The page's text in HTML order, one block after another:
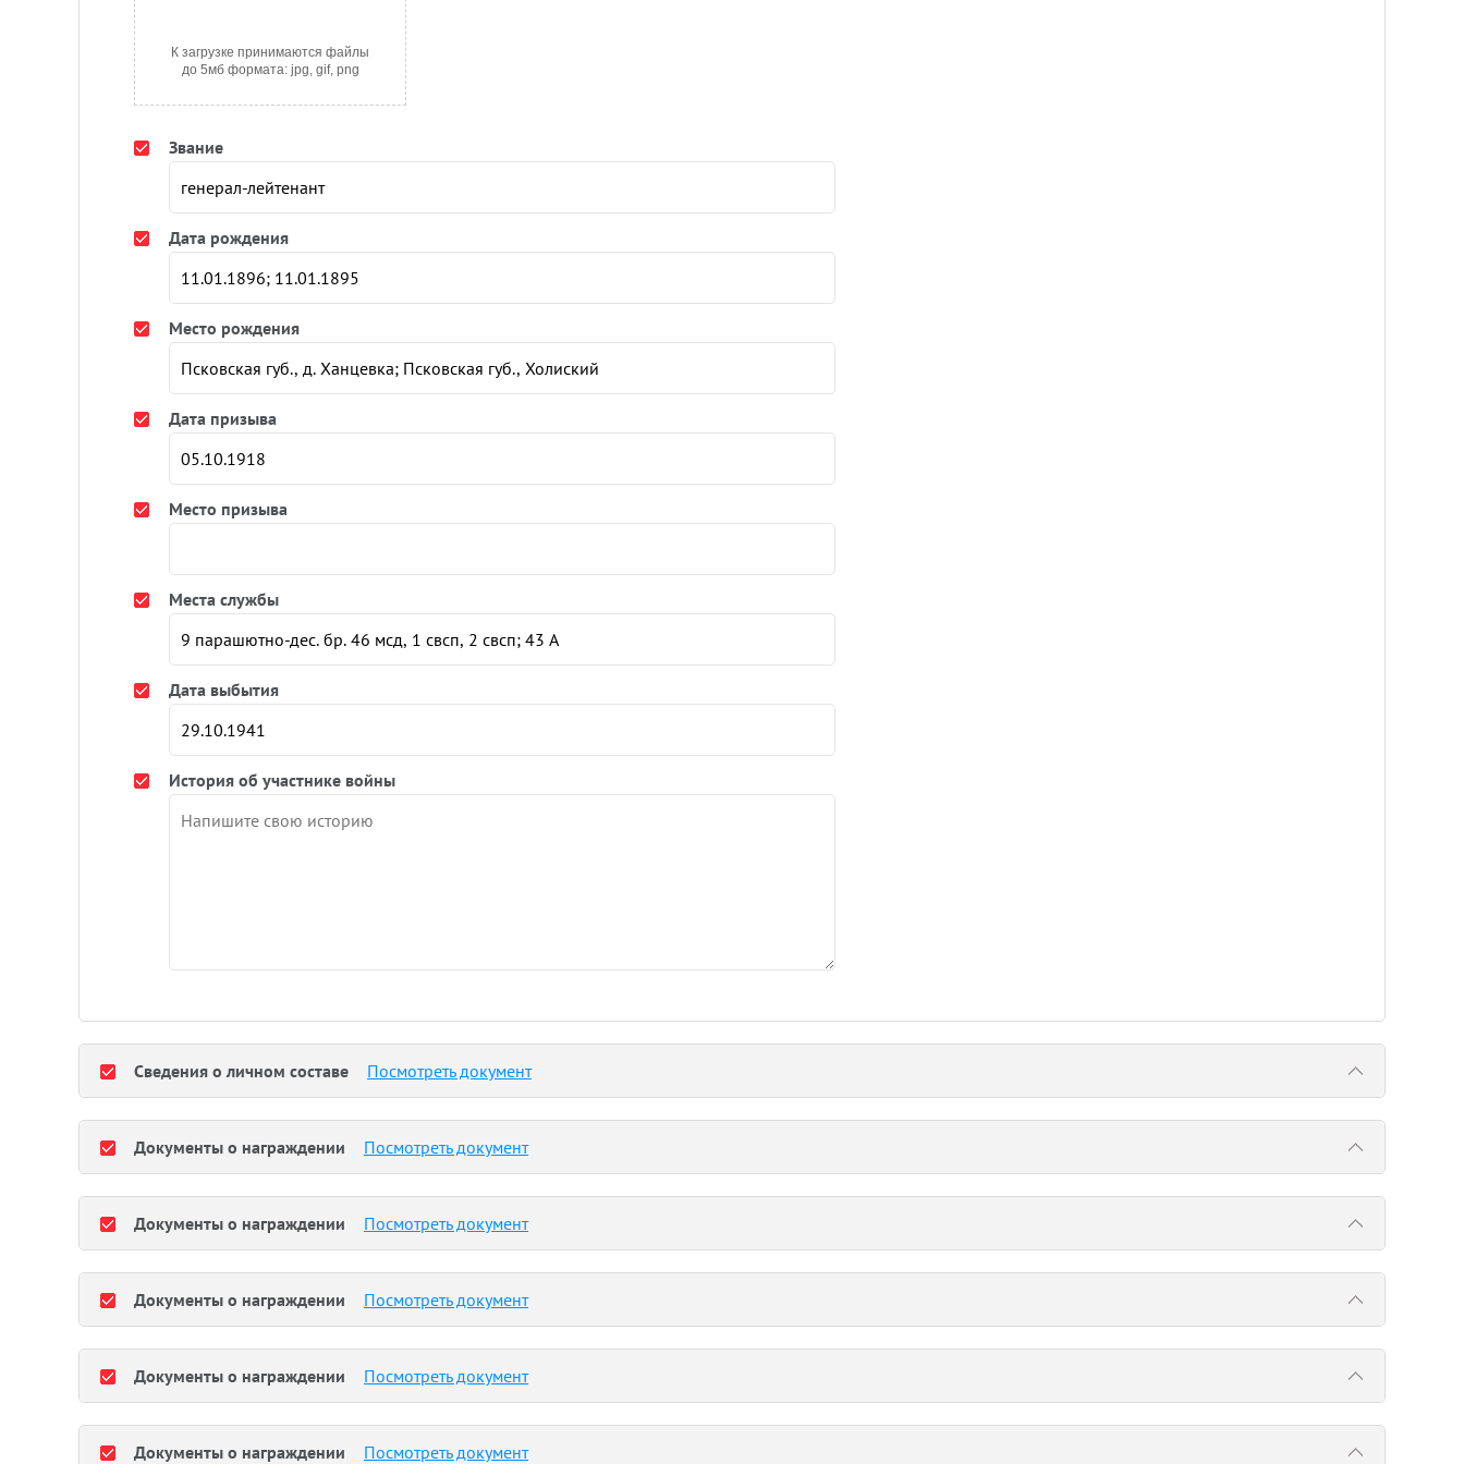
К загрузке принимаются файлы
до 5мб формата: jpg, gif, png
Звание
Дата рождения
Место рождения
Дата призыва
Место призыва
Места службы
Дата выбытия
История об участнике войны
Сведения о личном составе Посмотреть документ
Документы о награждении Посмотреть документ
Документы о награждении Посмотреть документ
Документы о награждении Посмотреть документ
Документы о награждении Посмотреть документ
Документы о награждении Посмотреть документ